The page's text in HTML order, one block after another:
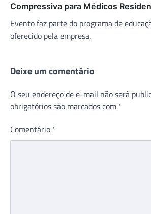
Compressiva para Médicos
Evento faz parte do programa de
oferecido pela empresa.
Deixe um comentário
O seu endereço de e-mail não será
obrigatórios são marcados com *
Comentário *